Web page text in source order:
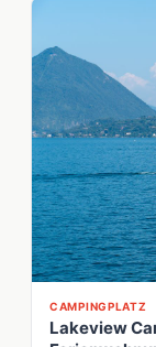
CAMPINGPLATZ
Lakeview